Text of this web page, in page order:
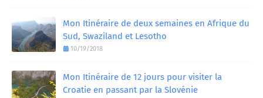
Mon Itinéraire de deux semaines en Afrique du
Sud, Swaziland et Lesotho
10/19/2018
Mon Itinéraire de 12 jours pour visiter la
Croatie en passant par la Slovénie